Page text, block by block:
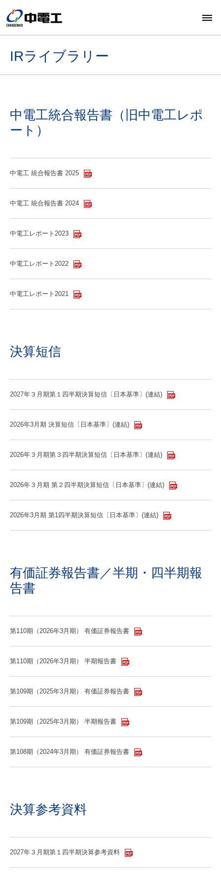
IRライブラリー
中電工統合報告書（旧中電工レポ
ート）
中電工 統合報告書 2025
中電工 統合報告書 2024
中電工レポート2023
中電工レポート2022
中電工レポート2021
決算短信
2027年３月期第１四半期決算短信〔日本基準〕(連結)
2026年3月期 決算短信〔日本基準〕(連結)
2026年３月期第３四半期決算短信〔日本基準〕(連結)
2026年３月期 第２四半期決算短信〔日本基準〕(連結)
2026年3月期 第1四半期決算短信〔日本基準〕(連結)
有価証券報告書／半期・四半期報
告書
第110期（2026年3月期） 有価証券報告書
第110期（2026年3月期） 半期報告書
第109期（2025年3月期） 有価証券報告書
第109期（2025年3月期） 半期報告書
第108期（2024年3月期） 有価証券報告書
決算参考資料
2027年３月期第１四半期決算参考資料